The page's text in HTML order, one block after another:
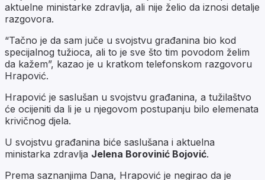
aktuelne ministarke zdravlja, ali nije želio da iznosi detalje
razgovora.
“Tačno je da sam juče u svojstvu građanina bio kod
specijalnog tužioca, ali to je sve što tim povodom želim
da kažem”, kazao je u kratkom telefonskom razgovoru
Hrapović.
Hrapović je saslušan u svojstvu građanina, a tužilaštvo
će ocijeniti da li je u njegovom postupanju bilo elemenata
krivičnog djela.
U svojstvu građanina biće saslušana i aktuelna
ministarka zdravlja Jelena Borovinić Bojović.
Prema saznanjima Dana, Hrapović je negirao da je